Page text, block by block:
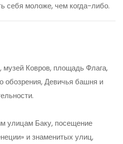
себя моложе, чем когда-либо.
музей Ковров, площадь Флага,
обозрения, Девичья башня и
улицам Баку, посещение
и знаменитых улиц,